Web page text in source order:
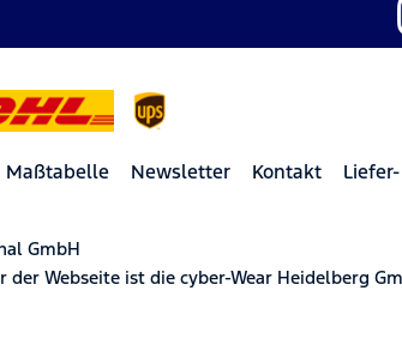
Maßtabelle Newsletter Kontakt
GmbH
der Webseite ist die cyber-Wear Heidelberg